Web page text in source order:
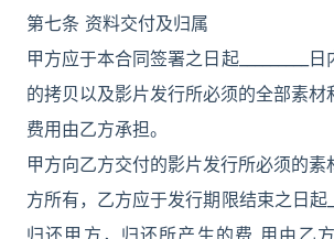
第七条 资料交付及归属
甲方应于本合同签署之日起_________
的拷贝以及影片发行所必须的全部素材
费用由乙方承担。
甲方向乙方交付的影片发行所必须的素
方所有，乙方应于发行期限结束之日起
归还甲方，归还所产生的费 用由乙